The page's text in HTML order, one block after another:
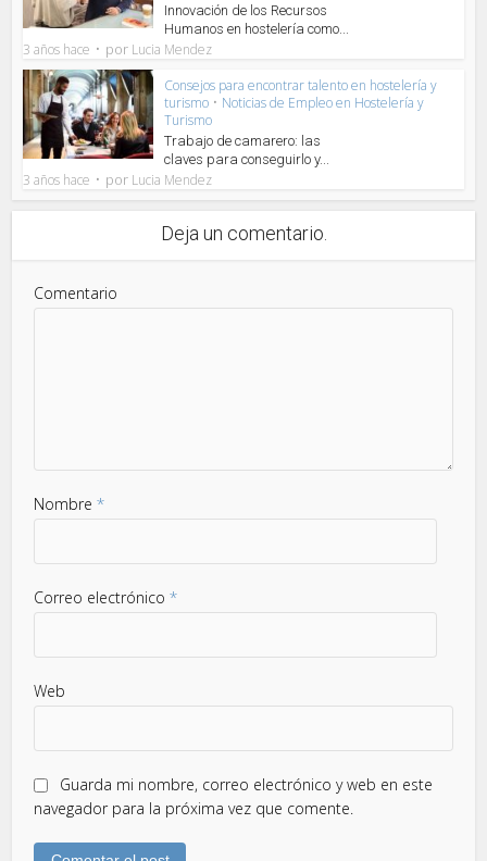
Innovación de los Recursos
Humanos en hostelería como...
3 años hace por Lucia Mendez
Consejos para encontrar talento en hostelería y
turismo • Noticias de Empleo en Hostelería y
Turismo
Trabajo de camarero: las
claves para conseguirlo y...
3 años hace por Lucia Mendez
Deja un comentario.
Comentario
Nombre*
Correo electrónico*
Web
Guarda mi nombre, correo electrónico y web en este
navegador para la próxima vez que comente.